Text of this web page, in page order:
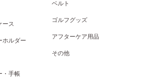
ース
ホルダー
・手帳
ベルト
ゴルフグッズ
アフターケア用品
その他